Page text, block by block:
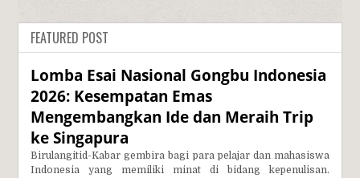
FEATURED POST
Lomba Esai Nasional Gongbu Indonesia
2026: Kesempatan Emas
Mengembangkan Ide dan Meraih Trip
ke Singapura
Birulangitid-Kabar gembira bagi para pelajar dan mahasiswa
Indonesia yang memiliki minat di bidang kepenulisan.